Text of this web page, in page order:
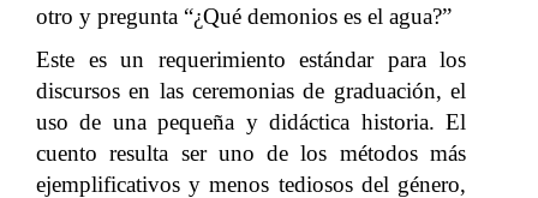
otro y pregunta “¿Qué demonios es el agua?”
Este es un requerimiento estándar para los
discursos en las ceremonias de graduación, el
uso de una pequeña y didáctica historia. El
cuento resulta ser uno de los métodos más
ejemplificativos y menos tediosos del género,